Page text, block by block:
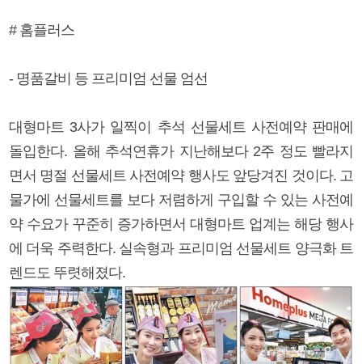
# 홈플러스
- 명품갈비 등 프리미엄 선물 엄선
대형마트 3사가 일찍이 추석 선물세트 사전예약 판매에
돌입한다. 올해 추석연휴가 지난해보다 2주 정도 빨라지
면서 명절 선물세트 사전예약 행사도 앞당겨진 것이다. 고
물가에 선물세트를 보다 저렴하게 구입할 수 있는 사전예
약 수요가 꾸준히 증가하면서 대형마트 업계는 해당 행사
에 더욱 주력한다. 실속형과 프리미엄 선물세트 양극화 트
렌드도 뚜렷해졌다.